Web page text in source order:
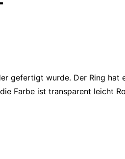
gefertigt wurde. Der Ring
Farbe ist transparent leicht